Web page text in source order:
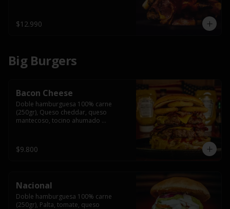
$12.990
Big Burgers
Bacon Cheese
Doble hamburguesa 100% carne
(250gr), Queso cheddar, queso
mantecoso, tocino ahumado
brioche y acompañado de papas
fritas.
$9.800
Nacional
Doble hamburguesa 100% carne
(250gr), Palta, tomate, queso